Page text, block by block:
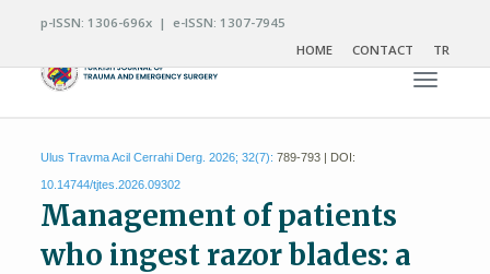
p-ISSN: 1306-696x | e-ISSN: 1307-7945
HOME
CONTACT TR
Toggle
Ulus Travma Acil Cerrahi Derg. 2026; 32(7): 789-793 | DOI:
10.14744/tjtes.2026.09302
Management of patients
who ingest razor blades: a